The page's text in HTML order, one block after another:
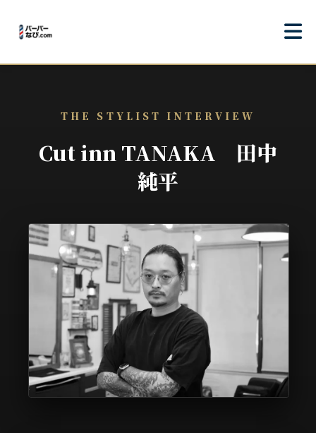
THE STYLIST INTERVIEW
Cut inn TANAKA 田中
純平